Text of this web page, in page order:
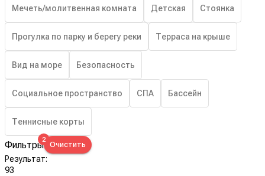
Мечеть/молитвенная комната Детская Стоянка
Прогулка по парку и берегу реки Терраса на крыше
Вид на море Безопасность
Социальное пространство СПА Бассейн
Теннисные корты
Фильтры2
Очистить
Результат:
93